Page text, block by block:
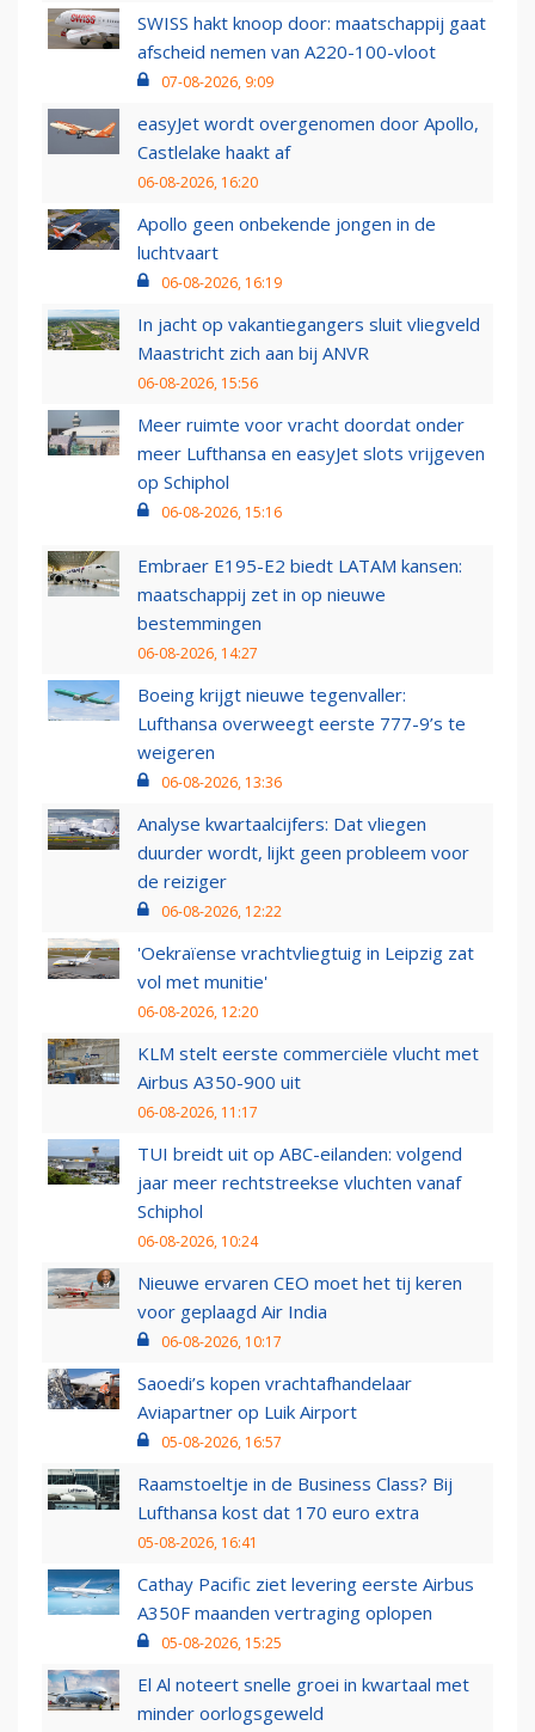
SWISS hakt knoop door: maatschappij gaat
afscheid nemen van A220-100-vloot
07-08-2026, 9:09
easyJet wordt overgenomen door Apollo,
Castlelake haakt af
06-08-2026, 16:20
Apollo geen onbekende jongen in de
luchtvaart
06-08-2026, 16:19
In jacht op vakantiegangers sluit vliegveld
Maastricht zich aan bij ANVR
06-08-2026, 15:56
Meer ruimte voor vracht doordat onder
meer Lufthansa en easyJet slots vrijgeven
op Schiphol
06-08-2026, 15:16
Embraer E195-E2 biedt LATAM kansen:
maatschappij zet in op nieuwe
bestemmingen
06-08-2026, 14:27
Boeing krijgt nieuwe tegenvaller:
Lufthansa overweegt eerste 777-9’s te
weigeren
06-08-2026, 13:36
Analyse kwartaalcijfers: Dat vliegen
duurder wordt, lijkt geen probleem voor
de reiziger
06-08-2026, 12:22
'Oekraïense vrachtvliegtuig in Leipzig zat
vol met munitie'
06-08-2026, 12:20
KLM stelt eerste commerciële vlucht met
Airbus A350-900 uit
06-08-2026, 11:17
TUI breidt uit op ABC-eilanden: volgend
jaar meer rechtstreekse vluchten vanaf
Schiphol
06-08-2026, 10:24
Nieuwe ervaren CEO moet het tij keren
voor geplaagd Air India
06-08-2026, 10:17
Saoedi’s kopen vrachtafhandelaar
Aviapartner op Luik Airport
05-08-2026, 16:57
Raamstoeltje in de Business Class? Bij
Lufthansa kost dat 170 euro extra
05-08-2026, 16:41
Cathay Pacific ziet levering eerste Airbus
A350F maanden vertraging oplopen
05-08-2026, 15:25
El Al noteert snelle groei in kwartaal met
minder oorlogsgeweld